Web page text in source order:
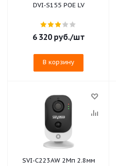
DVI-S155 POE LV
6 320руб./шт
В корзину
SVI-C223AW 2Мп 2.8мм